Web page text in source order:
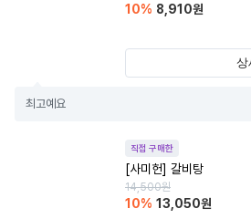
10% 8,910원
상
최고예요
직접 구매한
[사미헌] 갈비탕
14,500원
10% 13,050원